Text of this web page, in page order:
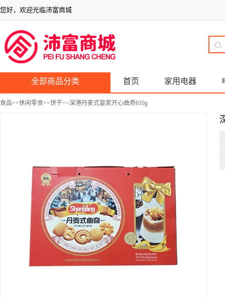
您好，欢迎光临沛富商城
全部商品分类 首页 家用电器
食品>>休闲零食>>饼干>>深港丹麦式皇家开心曲奇610g